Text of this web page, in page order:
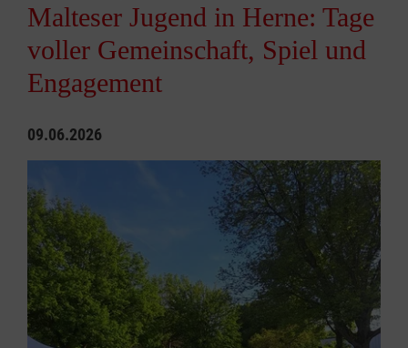
Malteser Jugend in Herne: Tage
voller Gemeinschaft, Spiel und
Engagement
09.06.2026